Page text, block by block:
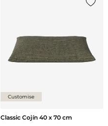
Customise
Classic Cojín 40 x 70 cm